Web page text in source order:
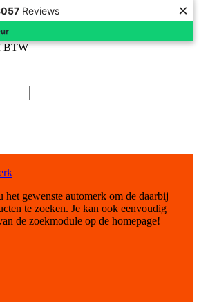
Reviews ×
BTW
het gewenste automerk om de daarbij
te zoeken. Je kan ook eenvoudig
de zoekmodule op de homepage!